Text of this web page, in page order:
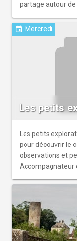
partage autour de
event Mercredi
Les petits
Les petits
pour découvrir le
observations et
Accompagnateur